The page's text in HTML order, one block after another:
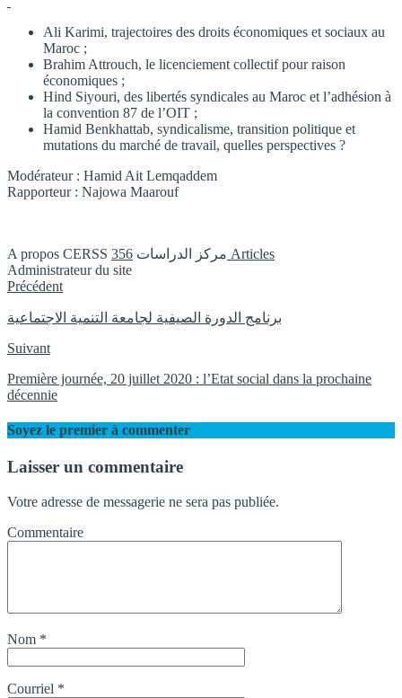
Ali Karimi, trajectoires des droits économiques et sociaux au
Maroc ;
Brahim Attrouch, le licenciement collectif pour raison
économiques ;
Hind Siyouri, des libertés syndicales au Maroc et l’adhésion à
la convention 87 de l’OIT ;
Hamid Benkhattab, syndicalisme, transition politique et
mutations du marché de travail, quelles perspectives ?
Modérateur : Hamid Ait Lemqaddem
Rapporteur : Najowa Maarouf
A propos CERSS مركز الدراسات 356 Articles
Administrateur du site
Instagram
Précédent
برنامج الدورة الصيفية لجامعة التنمية الاجتماعية
Suivant
Première journée, 20 juillet 2020 : l’Etat social dans la prochaine
décennie
Soyez le premier à commenter
Laisser un commentaire
Votre adresse de messagerie ne sera pas publiée.
Commentaire
Nom *
Courriel *